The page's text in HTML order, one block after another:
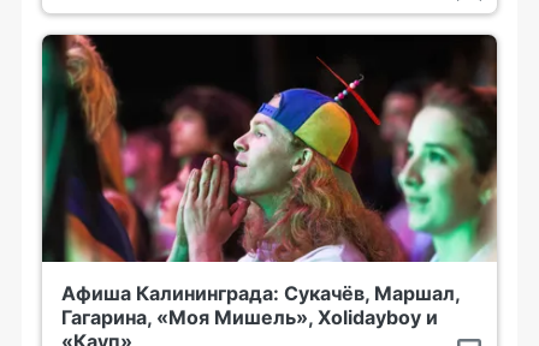
Афиша Калининграда: Сукачёв, Маршал,
Гагарина, «Моя Мишель», Xolidayboy и
«Кауп»